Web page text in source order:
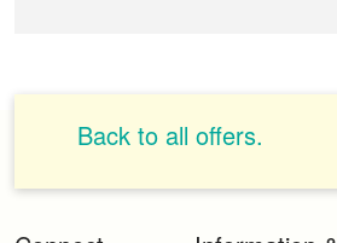
Back to all offers.